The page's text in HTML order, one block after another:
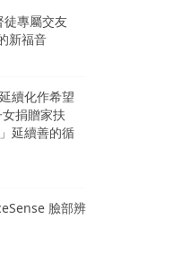
徒專屬交友
新福音
續化作希望
捐贈家扶
延續善的循
臉部辨